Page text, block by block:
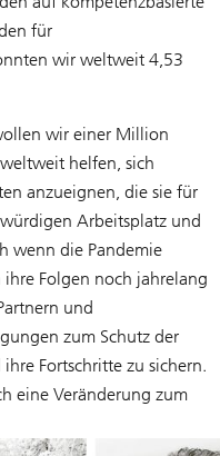
für
wir weltweit 4,53
wir einer Million
helfen, sich
anzueignen, die sie für
Arbeitsplatz und
wenn die Pandemie
Folgen noch jahrelang
und
zum Schutz der
Fortschritte zu sichern.
eine Veränderung zum